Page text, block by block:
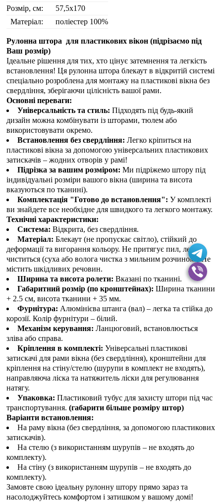
Розмір, см:
57,5х170
Матеріал:
поліестер 100%
Рулонна штора для пластикових вікон (підрізаємо під
Ваш розмір)
Ідеальне рішення для тих, хто цінує затемнення та легкість
встановлення! Ця рулонна штора блекаут в відкритій системі
спеціально розроблена для монтажу на пластикові вікна без
свердління, зберігаючи цілісність вашої рами.
Основні переваги:
Універсальність та стиль: Підходять під будь-який
дизайн можна комбінувати із шторами, тюлем або
використовувати окремо.
Встановлення без свердління: Легко кріпиться на
пластикові вікна за допомогою універсальних пластикових
затискачів – жодних отворів у рамі!
Підрізка за вашим розміром: Ми підріжемо штору під
індивідуальні розміри вашого вікна (ширина та висота
вказуються по тканині).
Комплектація "Готово до встановлення": У комплекті
ви знайдете все необхідне для швидкого та легкого монтажу.
Технічні характеристики:
Система: Відкрита, без свердління.
Матеріал: Блекаут (не пропускає світло), стійкий до
деформації та вигорання кольору. Не притягує пил, легко
чиститься (суха або волога чистка з мильним розчином). Не
містить шкідливих речовин.
Ширина та висота ролети: Вказані по тканині.
Габаритний розмір (по кронштейнах): Ширина тканини
+ 2.5 см, висота тканини + 35 мм.
Фурнітура: Алюмінієва штанга (вал) – легка та стійка до
корозії. Колір фурнітури – білий.
Механізм керування: Ланцюговий, встановлюється
зліва або справа.
Кріплення в комплекті: Універсальні пластикові
затискачі для рами вікна (без свердління), кронштейни для
кріплення на стіну/стелю (шурупи в комплект не входять),
направляюча ліска та натяжитель ліски для регулювання
натягу.
Упаковка: Пластиковий тубус для захисту штори під час
транспортування.(габарити більше розміру штор)
Варіанти встановлення:
На раму вікна (без свердління, за допомогою пластикових
затискачів).
На стелю (з використанням шурупів – не входять до
комплекту).
На стіну (з використанням шурупів – не входять до
комплекту).
Замовте свою ідеальну рулонну штору прямо зараз та
насолоджуйтесь комфортом і затишком у вашому домі!